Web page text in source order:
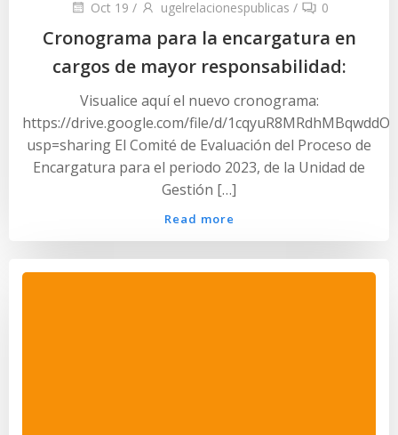
Oct 19 / ugelrelacionespublicas / 0
Cronograma para la encargatura en
cargos de mayor responsabilidad:
Visualice aquí el nuevo cronograma:
https://drive.google.com/file/d/
usp=sharing El Comité de Evaluación del Proceso de
Encargatura para el periodo 2023, de la Unidad de
Gestión […]
Read more